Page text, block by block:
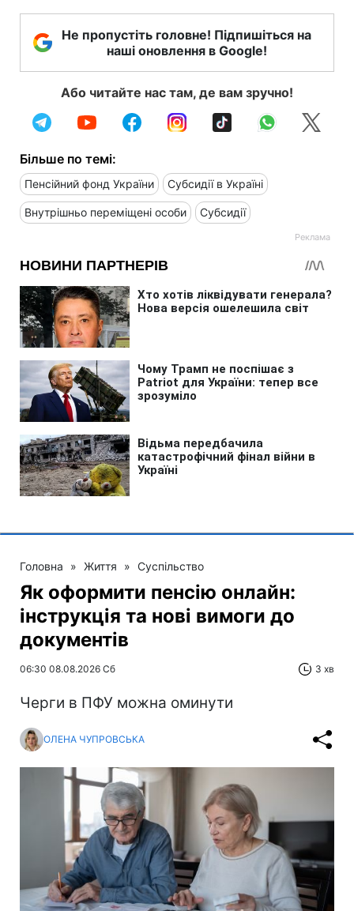
Не пропустіть головне! Підпишіться на
наші оновлення в Google!
Або читайте нас там, де вам зручно!
Більше по темі:
Пенсійний фонд України Субсидії в Україні
Внутрішньо переміщені особи Субсидії
Головна » Життя » Суспільство
Як оформити пенсію онлайн:
інструкція та нові вимоги до
документів
06:30 08.08.2026 Сб 3 хв
Черги в ПФУ можна оминути
ОЛЕНА ЧУПРОВСЬКА